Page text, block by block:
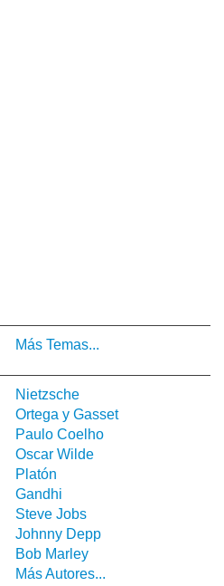
Más Temas...
Nietzsche
Ortega y Gasset
Paulo Coelho
Oscar Wilde
Platón
Gandhi
Steve Jobs
Johnny Depp
Bob Marley
Más Autores...